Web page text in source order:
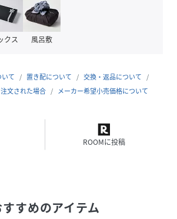
ァーレ トレ リラックス
てファッショニスタに愛されてやまな
RELAX
す"一着入魂"された作品で知られる
カジュアルウェアラインである。
の"究極の着心地"を是非体感してほし
中国
クス 風呂敷
て 置き配について
交換・返品について
文された場合
メーカー希望小売価格について
ROOMに投稿
すすめのアイテム